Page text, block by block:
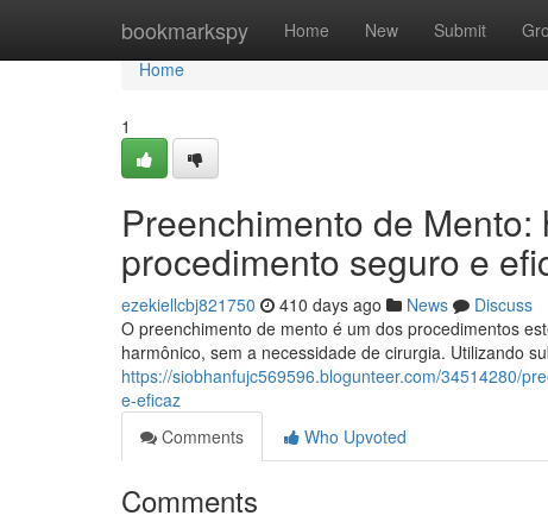
bookmarkspy Home New Submit
Home
Home
1
Preenchimento de
procedimento seguro e
ezekiellcbj821750 410 days ago News
Discuss
O preenchimento de mento é um dos procedimentos
harmônico, sem a necessidade de cirurgia. Utilizando
https://siobhanfujc569596.blogunteer.com/34514280/
e-eficaz
Comments
Who Upvoted
Comments